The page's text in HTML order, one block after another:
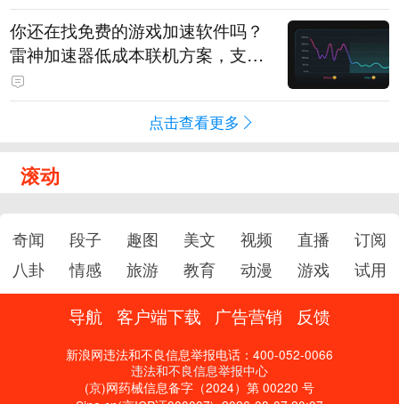
你还在找免费的游戏加速软件吗？
雷神加速器低成本联机方案，支持
免费试用
点击查看更多
滚动
奇闻 段子 趣图 美文 视频 直播
订阅
八卦
情感 旅游 教育 动漫 游戏 试用
导航 客户端下载 广告营销 反馈
新浪网违法和不良信息举报电话：400-052-0066
违法和不良信息举报中心
(京)网药械信息备字（2024）第 00220 号